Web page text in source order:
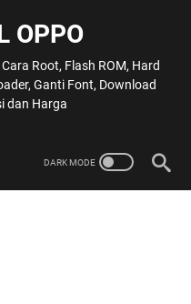
OPPO
Root, Flash ROM, Hard
Ganti Font, Download
dan Harga